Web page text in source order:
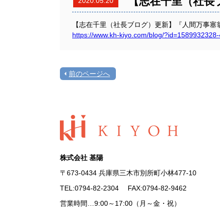
【志在千里（社長ブログ）更新】『人間万事塞
https://www.kh-kiyo.com/blog/
前のページへ
株式会社 基陽
〒673-0434 兵庫県三木市別所町小林477-10
TEL:0794-82-2304 FAX:0794-82-9462
営業時間…9:00～17:00（月～金・祝）